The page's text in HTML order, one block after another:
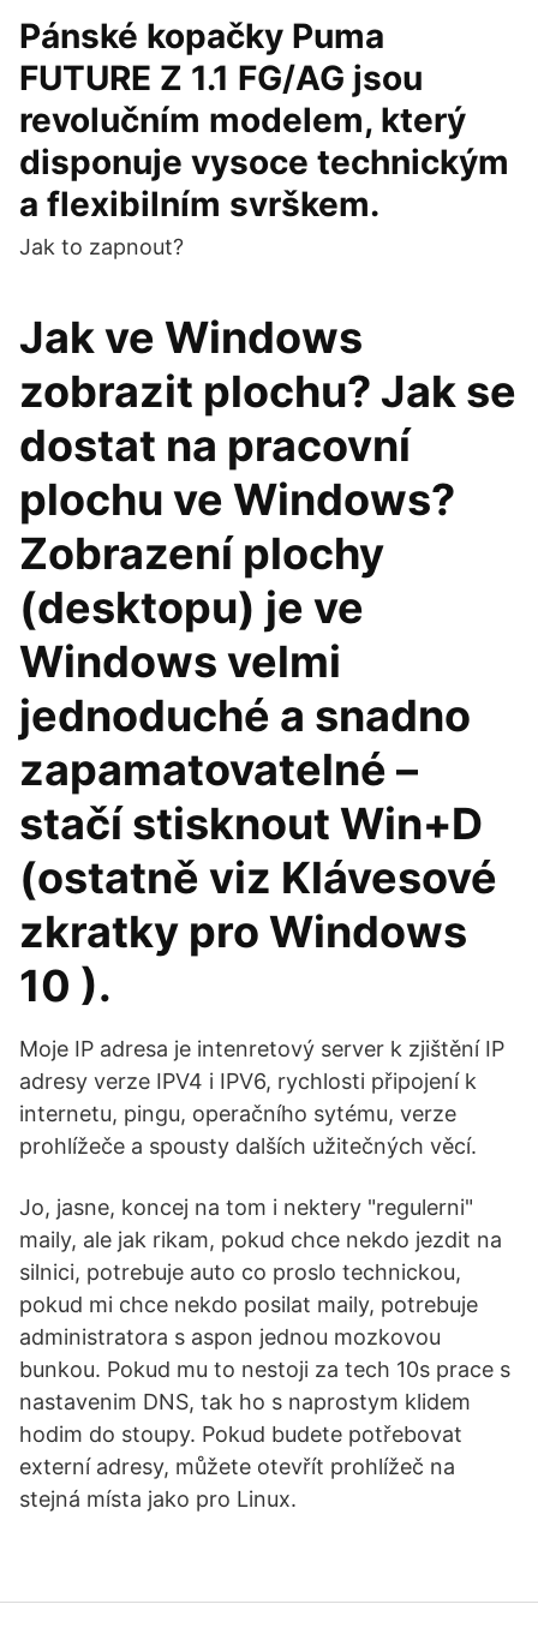
Pánské kopačky Puma
FUTURE Z 1.1 FG/AG jsou
revolučním modelem, který
disponuje vysoce technickým
a flexibilním svrškem.
Jak to zapnout?
Jak ve Windows
zobrazit plochu? Jak se
dostat na pracovní
plochu ve Windows?
Zobrazení plochy
(desktopu) je ve
Windows velmi
jednoduché a snadno
zapamatovatelné –
stačí stisknout Win+D
(ostatně viz Klávesové
zkratky pro Windows
10 ).
Moje IP adresa je intenretový server k zjištění IP
adresy verze IPV4 i IPV6, rychlosti připojení k
internetu, pingu, operačního sytému, verze
prohlížeče a spousty dalších užitečných věcí.
Jo, jasne, koncej na tom i nektery "regulerni"
maily, ale jak rikam, pokud chce nekdo jezdit na
silnici, potrebuje auto co proslo technickou,
pokud mi chce nekdo posilat maily, potrebuje
administratora s aspon jednou mozkovou
bunkou. Pokud mu to nestoji za tech 10s prace s
nastavenim DNS, tak ho s naprostym klidem
hodim do stoupy. Pokud budete potřebovat
externí adresy, můžete otevřít prohlížeč na
stejná místa jako pro Linux.